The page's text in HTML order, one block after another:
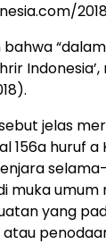
jelas
156a huruf a
muka
yang